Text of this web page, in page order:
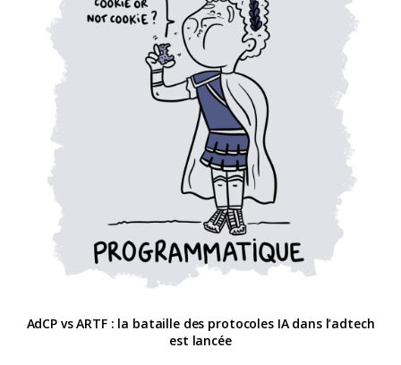
AdCP vs ARTF : la bataille des protocoles IA dans l’adtech
est lancée